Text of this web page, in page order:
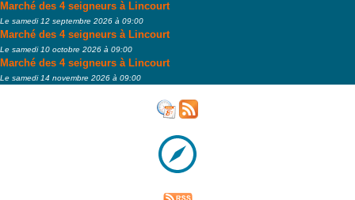
Marché des 4 seigneurs à Lincourt
Le samedi 12 septembre 2026 à 09:00
Marché des 4 seigneurs à Lincourt
Le samedi 10 octobre 2026 à 09:00
Marché des 4 seigneurs à Lincourt
Le samedi 14 novembre 2026 à 09:00